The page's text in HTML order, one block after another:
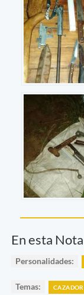
En esta Nota
Personalidades:
Temas: